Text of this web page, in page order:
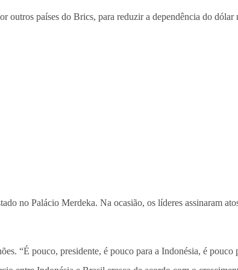
países do Brics, para reduzir a dependência do
no Palácio Merdeka. Na ocasião, os líderes assinaram
“É pouco, presidente, é pouco para a Indonésia, é pouco